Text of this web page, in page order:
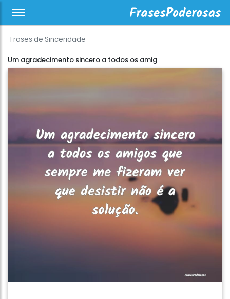
Frases de Sinceridade
Um agradecimento sincero a todos os amig